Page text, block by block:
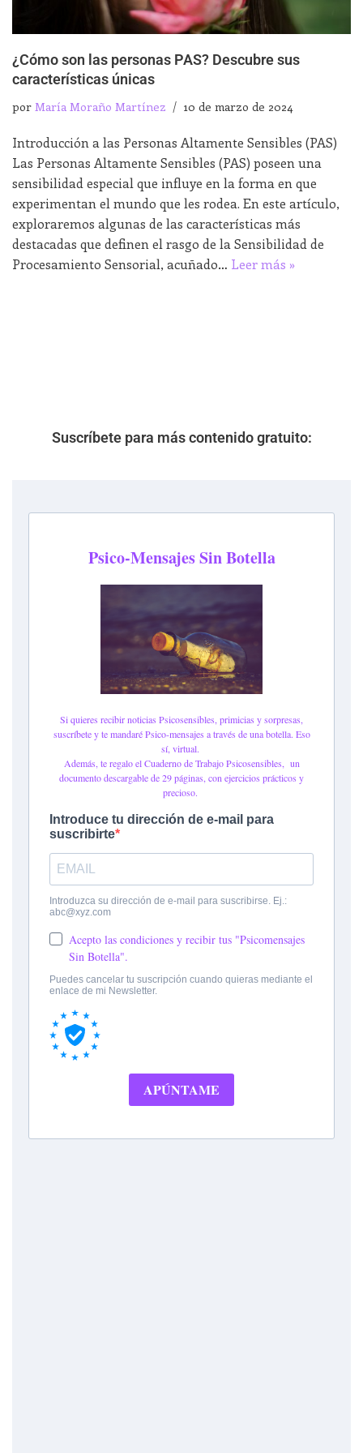
¿Cómo son las personas PAS? Descubre sus
características únicas
por María Moraño Martínez 10 de marzo de 2024
Introducción a las Personas Altamente Sensibles (PAS)
Las Personas Altamente Sensibles (PAS) poseen una
sensibilidad especial que influye en la forma en que
experimentan el mundo que les rodea. En este artículo,
exploraremos algunas de las características más
destacadas que definen el rasgo de la Sensibilidad de
Procesamiento Sensorial, acuñado… Leer más »
Suscríbete para más contenido gratuito: